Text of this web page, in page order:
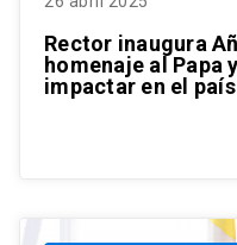
Rector inaugura
homenaje al Papa
impactar en el país